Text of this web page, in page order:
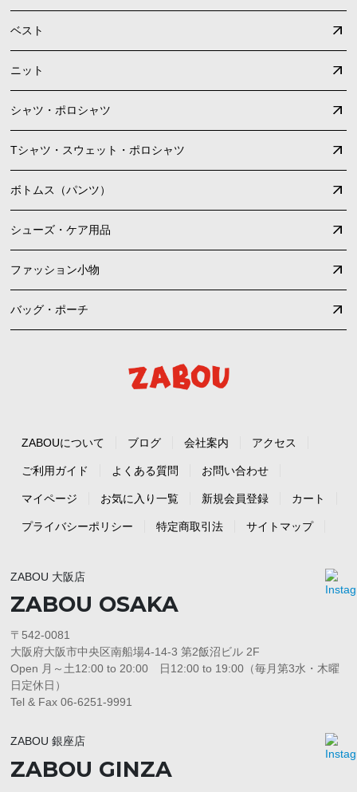
ベスト
ニット
シャツ・ポロシャツ
Tシャツ・スウェット・ポロシャツ
ボトムス（パンツ）
シューズ・ケア用品
ファッション小物
バッグ・ポーチ
ZABOUについて ブログ 会社案内 アクセス
ご利用ガイド よくある質問 お問い合わせ
マイページ お気に入り一覧 新規会員登録 カート
プライバシーポリシー 特定商取引法 サイトマップ
ZABOU 大阪店
ZABOU OSAKA
〒542-0081
大阪府大阪市中央区南船場4-14-3 第2飯沼ビル 2F
Open 月～土12:00 to 20:00 日12:00 to 19:00（毎月第3水・木曜
日定休日）
Tel & Fax 06-6251-9991
ZABOU 銀座店
ZABOU GINZA